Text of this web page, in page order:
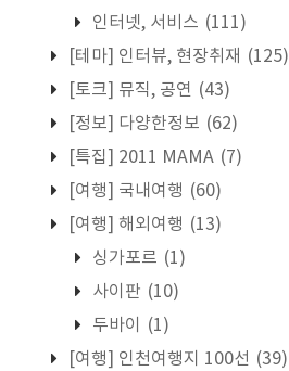
인터넷, 서비스 (111)
[테마] 인터뷰, 현장취재 (125)
[토크] 뮤직, 공연 (43)
[정보] 다양한정보 (62)
[특집] 2011 MAMA (7)
[여행] 국내여행 (60)
[여행] 해외여행 (13)
싱가포르 (1)
사이판 (10)
두바이
(1)
[여행] 인천여행지 100선 (39)